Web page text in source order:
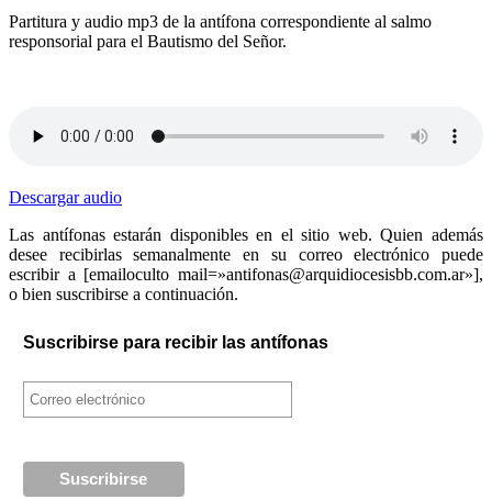
Partitura y audio mp3 de la antífona correspondiente al salmo
responsorial para el Bautismo del Señor.
Descargar audio
Las antífonas estarán disponibles en el sitio web. Quien además
desee recibirlas semanalmente en su correo electrónico puede
escribir a [emailoculto mail=»antifonas@arquidiocesisbb.com.ar»],
o bien suscribirse a continuación.
Suscribirse para recibir las antífonas